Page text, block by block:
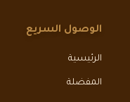
الوصول السريع
الرئيسية
المفضلة